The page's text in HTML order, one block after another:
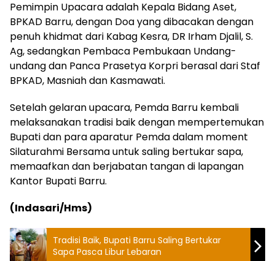
Pemimpin Upacara adalah Kepala Bidang Aset,
BPKAD Barru, dengan Doa yang dibacakan dengan
penuh khidmat dari Kabag Kesra, DR Irham Djalil, S.
Ag, sedangkan Pembaca Pembukaan Undang-
undang dan Panca Prasetya Korpri berasal dari Staf
BPKAD, Masniah dan Kasmawati.
Setelah gelaran upacara, Pemda Barru kembali
melaksanakan tradisi baik dengan mempertemukan
Bupati dan para aparatur Pemda dalam moment
Silaturahmi Bersama untuk saling bertukar sapa,
memaafkan dan berjabatan tangan di lapangan
Kantor Bupati Barru.
(Indasari/Hms)
Tradisi Baik, Bupati Barru Saling Bertukar
Sapa Pasca Libur Lebaran